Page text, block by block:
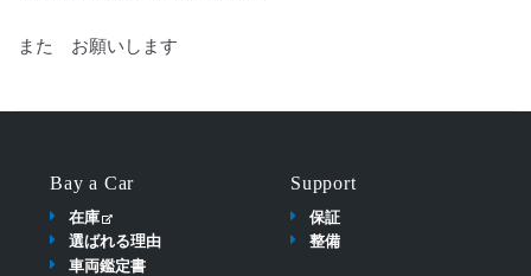
また お願いします
Bay a Car
在庫
選ばれる理由
車両鑑定書
Support
保証
整備